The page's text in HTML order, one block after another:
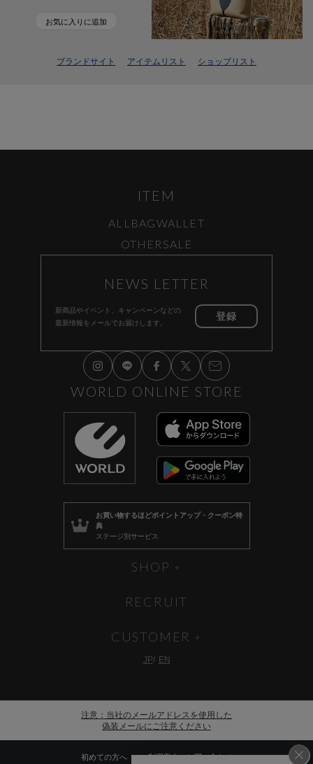
お気に入りに追加
ブランドサイト アイテムリスト ショップリスト
ITEM
ALL BAGWALLET
OTHER SALE
NEWS LETTER
新商品やイベント、キャンペーンなどの
最新情報をメールでお届けします。
登録
WORLD ONLINE STORE
お買い物するほどポイントアップ・クーポン特
典
ステージ別サービス
SHOP
RECRUIT
CUSTOMER
JP EN
注意：当社のメールアドレスを使用した
偽装メールにご注意ください
初めての方へ ご利用案内・お問い合わせ